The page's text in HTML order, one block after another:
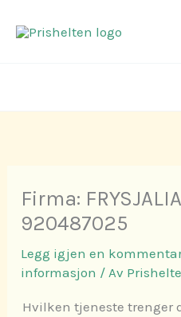
rett
Firma:
920487025
Legg igjen en
informasjon / Av
Hvilken tjeneste trenger